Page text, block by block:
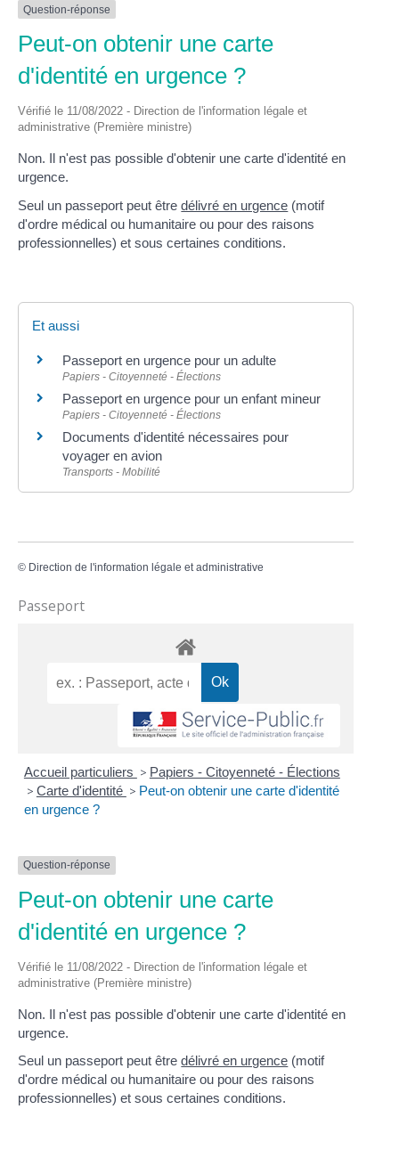
Question-réponse
Peut-on obtenir une carte
d'identité en urgence ?
Vérifié le 11/08/2022 - Direction de l'information légale et
administrative (Première ministre)
Non. Il n'est pas possible d'obtenir une carte d'identité en
urgence.
Seul un passeport peut êtredélivré en urgence (motif
d'ordre médical ou humanitaire ou pour des raisons
professionnelles) et sous certaines conditions.
Et aussi
Passeport en urgence pour un adulte
Papiers - Citoyenneté - Élections
Passeport en urgence pour un enfant mineur
Papiers - Citoyenneté - Élections
Documents d'identité nécessaires pour
voyager en avion
Transports - Mobilité
© Direction de l'information légale et administrative
Passeport
Accueil particuliers > Papiers - Citoyenneté - Élections
> Carte d'identité > Peut-on obtenir une carte d'identité
en urgence ?
Question-réponse
Peut-on obtenir une carte
d'identité en urgence ?
Vérifié le 11/08/2022 - Direction de l'information légale et
administrative (Première ministre)
Non. Il n'est pas possible d'obtenir une carte d'identité en
urgence.
Seul un passeport peut êtredélivré en urgence (motif
d'ordre médical ou humanitaire ou pour des raisons
professionnelles) et sous certaines conditions.